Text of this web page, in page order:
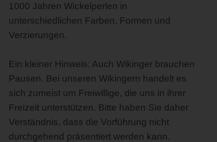
1000 Jahren Wickelperlen in
unterschiedlichen Farben, Formen und
Verzierungen.
Ein kleiner Hinweis: Auch Wikinger brauchen
Pausen. Bei unseren Wikingern handelt es
sich zumeist um Freiwillige, die uns in ihrer
Freizeit unterstützen. Bitte haben Sie daher
Verständnis, dass die Vorführung nicht
durchgehend präsentiert werden kann.